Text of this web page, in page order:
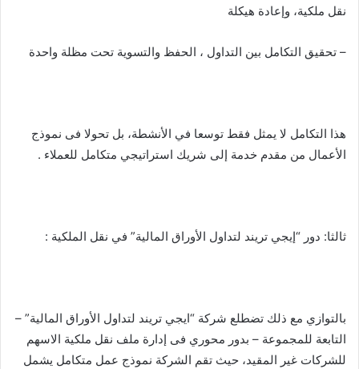
نقل ملكية، وإعادة هيكلة
– تحقيق التكامل بين التداول ، الحفظ والتسوية تحت مظلة واحدة
هذا التكامل لا يمثل فقط توسعا في الأنشطة، بل تحولا فى نموذج
الأعمال من مقدم خدمة إلى شريك استراتيجي متكامل للعملاء .
ثالثا: دور “إيجي تريند لتداول الأوراق المالية” في نقل الملكية :
بالتوازي مع ذلك تضطلع شركة “ايجي تريند لتداول الأوراق المالية” –
التابعة للمجموعة – بدور محوري فى إدارة ملف نقل ملكية الاسهم
للشركات غير المقيد، حيث تقم الشركة نموذج عمل متكامل يشمل